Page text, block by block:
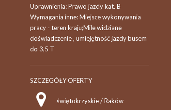
Uprawnienia: Prawo jazdy kat. B
Wymagania inne: Miejsce wykonywania
pracy - teren kraju;Mile widziane
doświadczenie , umiejętność jazdy busem
do 3,5 T
SZCZEGÓŁY OFERTY
świętokrzyskie / Raków